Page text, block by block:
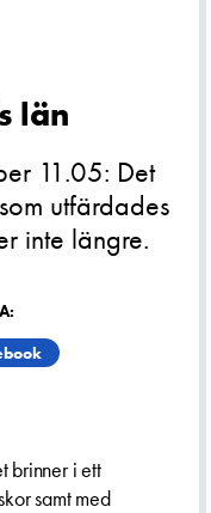
län
11.05: Det
utfärdades
inte längre.
brinner i ett
samt med